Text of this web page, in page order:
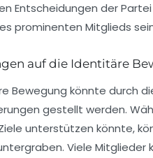
Entscheidungen der
prominenten Mitglieds
auf die Identitäre
Bewegung könnte durch
gestellt werden.
unterstützen könnte,
Viele Mitglieder